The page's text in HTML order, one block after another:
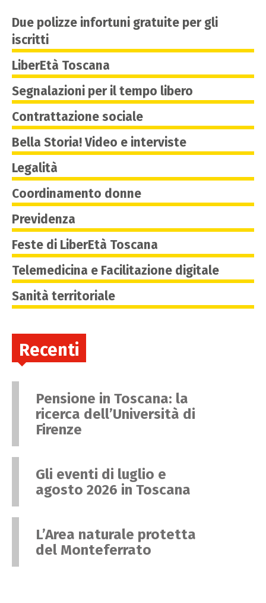
Due polizze infortuni gratuite per gli
iscritti
LiberEtà Toscana
Segnalazioni per il tempo libero
Contrattazione sociale
Bella Storia! Video e interviste
Legalità
Coordinamento donne
Previdenza
Feste di LiberEtà Toscana
Telemedicina e Facilitazione digitale
Sanità territoriale
Recenti
Pensione in Toscana: la
ricerca dell’Università di
Firenze
Gli eventi di luglio e
agosto 2026 in Toscana
L’Area naturale protetta
del Monteferrato